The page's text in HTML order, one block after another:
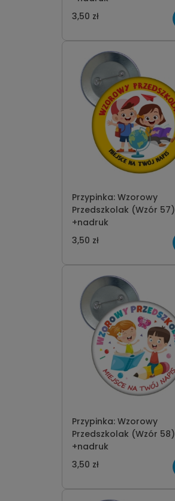
3,50 zł
Przypinka: Wzorowy
Przedszkolak (Wzór 57)
+nadruk
3,50 zł
Przypinka: Wzorowy
Przedszkolak (Wzór 58)
+nadruk
3,50 zł